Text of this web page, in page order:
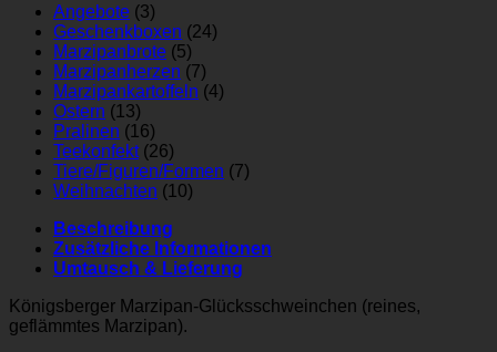
Angebote (3)
Geschenkboxen (24)
Marzipanbrote (5)
Marzipanherzen (7)
Marzipankartoffeln (4)
Ostern (13)
Pralinen (16)
Teekonfekt (26)
Tiere/Figuren/Formen (7)
Weihnachten (10)
Beschreibung
Zusätzliche Informationen
Umtausch & Lieferung
Königsberger Marzipan-Glücksschweinchen (reines,
geflämmtes Marzipan).